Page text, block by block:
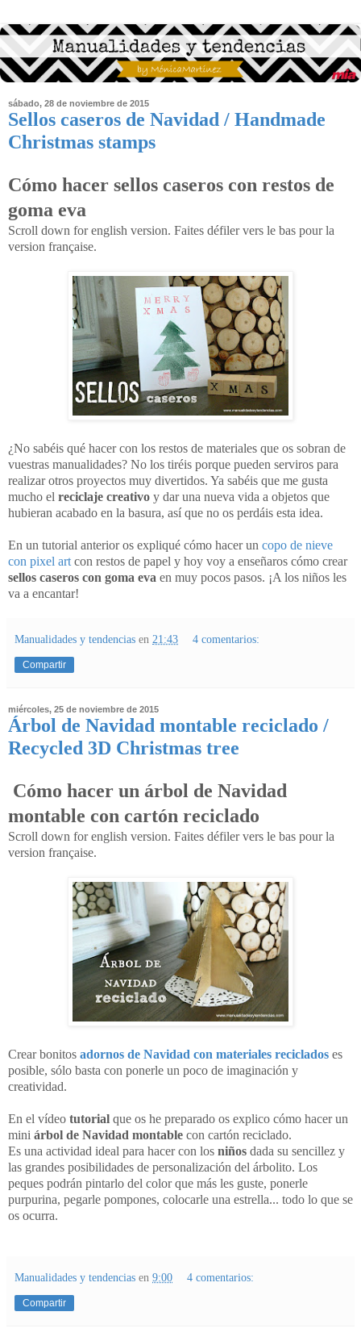
sábado, 28 de noviembre de 2015
Sellos caseros de Navidad / Handmade
Christmas stamps
Cómo hacer sellos caseros con restos de
goma eva
Scroll down for english version. Faites défiler vers le bas pour la
version française.
¿No sabéis qué hacer con los restos de materiales que os sobran de
vuestras manualidades? No los tiréis porque pueden serviros para
realizar otros proyectos muy divertidos. Ya sabéis que me gusta
mucho el reciclaje creativo y dar una nueva vida a objetos que
hubieran acabado en la basura, así que no os perdáis esta idea.
En un tutorial anterior os expliqué cómo hacer un copo de nieve
con pixel art con restos de papel y hoy voy a enseñaros cómo crear
sellos caseros con goma eva en muy pocos pasos. ¡A los niños les
va a encantar!
Manualidades y tendencias en 21:43 4 comentarios:
Compartir
miércoles, 25 de noviembre de 2015
Árbol de Navidad montable reciclado /
Recycled 3D Christmas tree
Cómo hacer un árbol de Navidad
montable con cartón reciclado
Scroll down for english version. Faites défiler vers le bas pour la
version française.
Crear bonitos adornos de Navidad con materiales reciclados es
posible, sólo basta con ponerle un poco de imaginación y
creatividad.
En el vídeo tutorial que os he preparado os explico cómo hacer un
mini árbol de Navidad montable con cartón reciclado.
Es una actividad ideal para hacer con los niños dada su sencillez y
las grandes posibilidades de personalización del árbolito. Los
peques podrán pintarlo del color que más les guste, ponerle
purpurina, pegarle pompones, colocarle una estrella... todo lo que se
os ocurra.
Manualidades y tendencias en 9:00 4 comentarios:
Compartir